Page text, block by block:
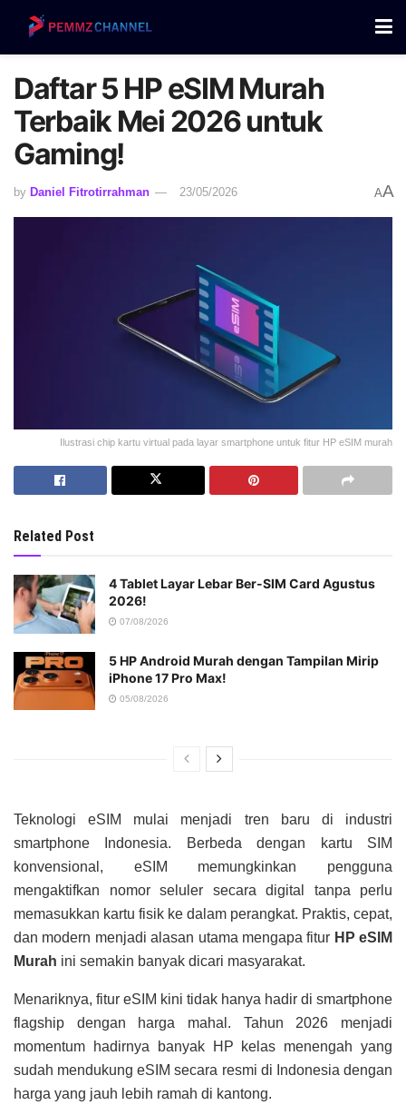
Daftar 5 HP eSIM Murah
Terbaik Mei 2026 untuk
Gaming!
by Daniel Fitrotirrahman 23/05/2026 AA
Ilustrasi chip kartu virtual pada layar smartphone untuk fitur HP eSIM murah
Related Post
4 Tablet Layar Lebar Ber-SIM Card Agustus
2026!
07/08/2026
5 HP Android Murah dengan Tampilan Mirip
iPhone 17 Pro Max!
05/08/2026
Teknologi eSIM mulai menjadi tren baru di industri
smartphone Indonesia. Berbeda dengan kartu SIM
konvensional, eSIM memungkinkan pengguna
mengaktifkan nomor seluler secara digital tanpa perlu
memasukkan kartu fisik ke dalam perangkat. Praktis, cepat,
dan modern menjadi alasan utama mengapa fitur HP eSIM
Murah ini semakin banyak dicari masyarakat.
Menariknya, fitur eSIM kini tidak hanya hadir di smartphone
flagship dengan harga mahal. Tahun 2026 menjadi
momentum hadirnya banyak HP kelas menengah yang
sudah mendukung eSIM secara resmi di Indonesia dengan
harga yang jauh lebih ramah di kantong.